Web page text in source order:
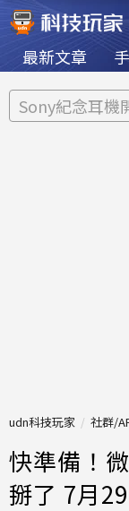
最新文章
Sony紀念耳機
udn科技玩家 社群/
快準備！
掰了 7月